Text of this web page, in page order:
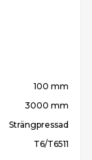
100 mm
3000 mm
Strängpressad
T6/T6511